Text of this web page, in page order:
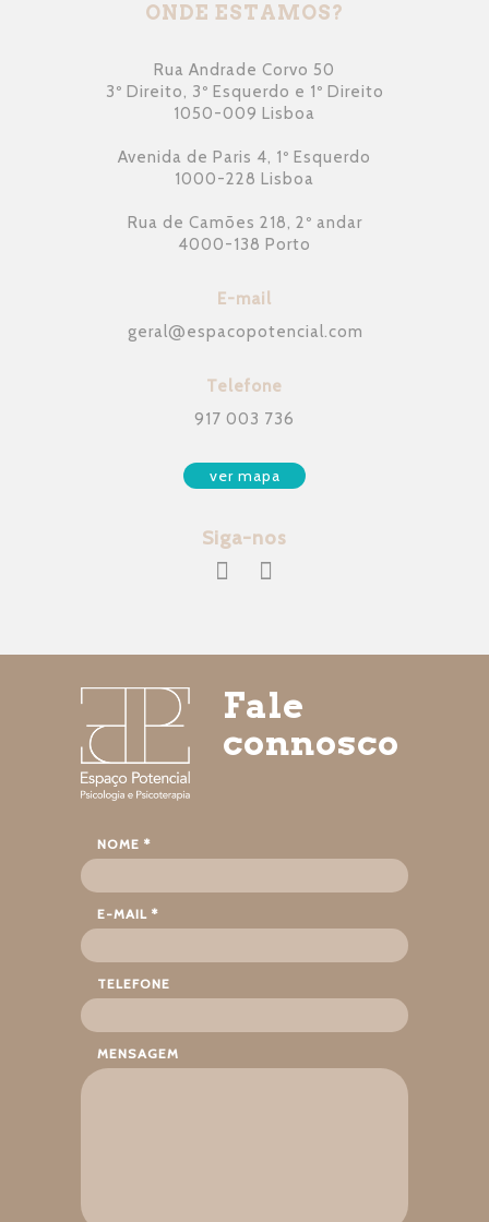
ONDE ESTAMOS?
Rua Andrade Corvo 50
3º Direito, 3º Esquerdo e 1º Direito
1050-009 Lisboa
Avenida de Paris 4, 1º Esquerdo
1000-228 Lisboa
Rua de Camões 218, 2º andar
4000-138 Porto
E-mail
geral@espacopotencial.com
Telefone
917 003 736
ver mapa
Siga-nos
Fale
connosco
NOME *
E-MAIL *
TELEFONE
MENSAGEM